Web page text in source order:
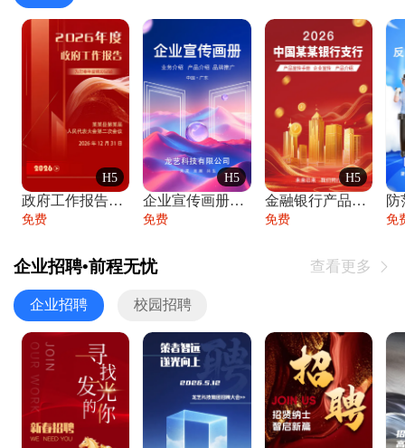
H5
政府工作报告政府年终工作总结
免费
H5
企业宣传画册公司简介产品介绍业务宣传手册
免费
H5
金融银行产品宣传手册企业宣传产品介绍
免费
防
免
企业招聘•前程无忧 查看更多 
企业招聘 校园招聘